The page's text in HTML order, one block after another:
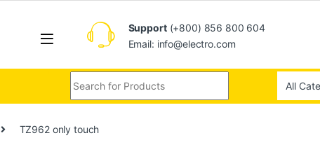
Support(+800) 856 800 604
Email: info@electro.com
TZ962 only touch